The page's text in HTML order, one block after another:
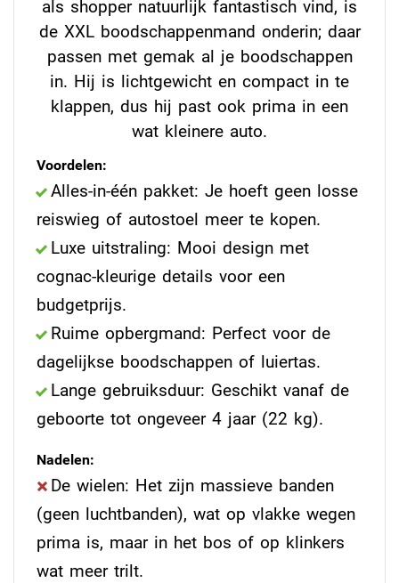
als shopper natuurlijk fantastisch vind, is
de XXL boodschappenmand onderin; daar
passen met gemak al je boodschappen
in. Hij is lichtgewicht en compact in te
klappen, dus hij past ook prima in een
wat kleinere auto.
Voordelen:
Alles-in-één pakket: Je hoeft geen losse
reiswieg of autostoel meer te kopen.
Luxe uitstraling: Mooi design met
cognac-kleurige details voor een
budgetprijs.
Ruime opbergmand: Perfect voor de
dagelijkse boodschappen of luiertas.
Lange gebruiksduur: Geschikt vanaf de
geboorte tot ongeveer 4 jaar (22 kg).
Nadelen:
De wielen: Het zijn massieve banden
(geen luchtbanden), wat op vlakke wegen
prima is, maar in het bos of op klinkers
wat meer trilt.